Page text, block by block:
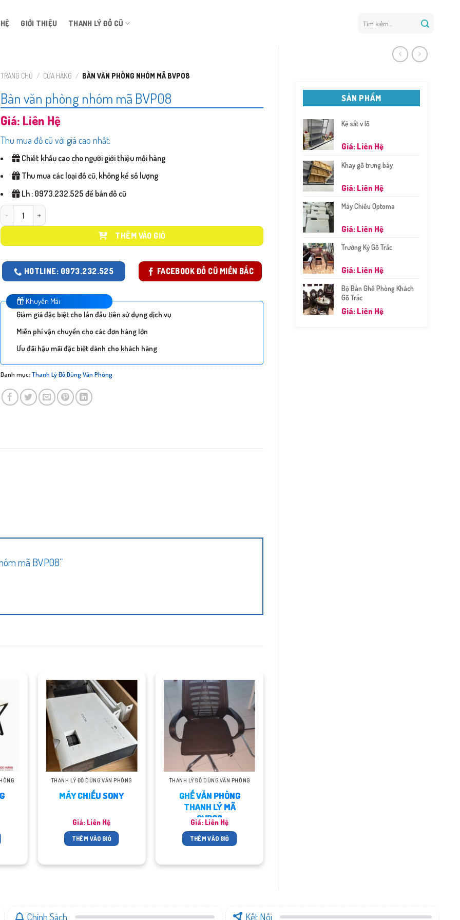
GIỚI THIỆU THANH LÝ ĐỒ CŨ
kiếm:
SẢN PHẨM
Kệ sắt v lỗ
Giá: Liên Hệ
Khay gỗ trưng bày
Giá: Liên Hệ
Máy Chiếu Optoma
Giá: Liên Hệ
Trường Kỷ Gỗ Trắc
Giá: Liên Hệ
Bộ Bàn Ghế Phòng Khách
Gỗ Trắc
Giá: Liên Hệ
TRANG CHỦ / CỬA HÀNG / BÀN VĂN PHÒNG NHÓM MÃ BVP08
Bàn văn phòng nhóm mã BVP08
Giá: Liên Hệ
Thu mua đồ cũ với giá cao nhất:
Chiết khấu cao cho người giới thiệu mối hàng
Thu mua các loại đồ cũ, không kể số lượng
Lh : 0973.232.525 để bán đồ cũ
Bàn văn phòng nhóm mã BVP08 số lượng
THÊM VÀO GIỎ
HOTLINE: 0973.232.525 FACEBOOK ĐỒ CŨ MIỀN BẮC
Khuyến Mãi
Giảm giá đặc biệt cho lần đầu tiên sử dụng dịch vụ
Miễn phí vận chuyển cho các đơn hàng lớn
Ưu đãi hậu mãi đặc biệt dành cho khách hàng
Danh mục:Thanh Lý Đồ Dùng Văn Phòng
mã BVP08”
THANH LÝ ĐỒ DÙNG VĂN PHÒNG
MÁY CHIẾU SONY
Giá: Liên Hệ
THÊM VÀO GIỎ
THANH LÝ ĐỒ DÙNG VĂN PHÒNG
GHẾ VĂN PHÒNG
THANH LÝ MÃ
GVP03
Giá: Liên Hệ
THÊM VÀO GIỎ
Chính Sách Kết Nối